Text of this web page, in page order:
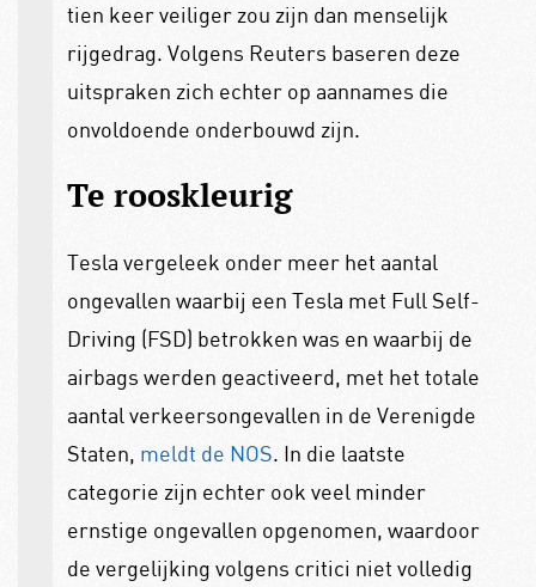
tien keer veiliger zou zijn dan menselijk
rijgedrag. Volgens Reuters baseren deze
uitspraken zich echter op aannames die
onvoldoende onderbouwd zijn.
Te rooskleurig
Tesla vergeleek onder meer het aantal
ongevallen waarbij een Tesla met Full Self-
Driving (FSD) betrokken was en waarbij de
airbags werden geactiveerd, met het totale
aantal verkeersongevallen in de Verenigde
Staten, meldt de NOS. In die laatste
categorie zijn echter ook veel minder
ernstige ongevallen opgenomen, waardoor
de vergelijking volgens critici niet volledig